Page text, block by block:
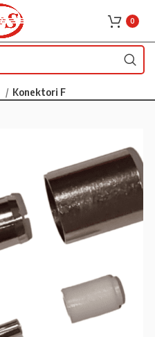
0
Konektori F